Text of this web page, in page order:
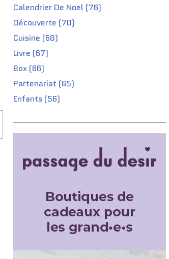
Calendrier De Noel (76)
Découverte (70)
Cuisine (68)
Livre (67)
Box (66)
Partenariat (65)
Enfants (56)